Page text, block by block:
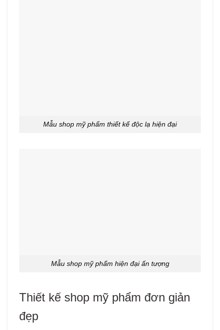
Mẫu shop mỹ phẩm thiết kế độc lạ hiện đại
Mẫu shop mỹ phẩm hiện đại ấn tượng
Thiết kế shop mỹ phẩm đơn giản
đẹp